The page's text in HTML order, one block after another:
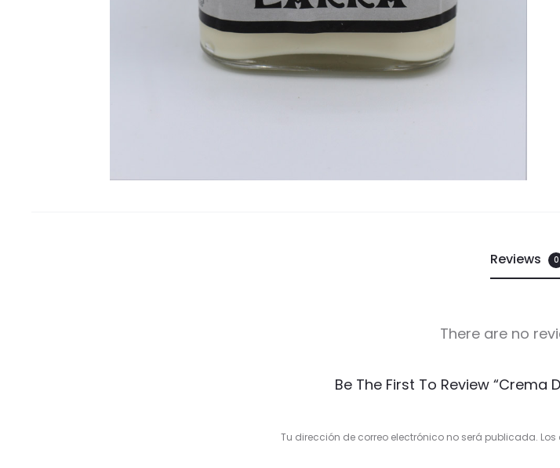
Reviews 0
There are no
Be The First To Review “Crema
Tu dirección de correo electrónico no será publicada.